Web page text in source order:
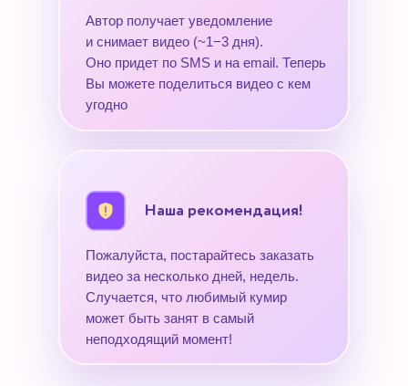
Автор получает уведомление
и снимает видео (~1−3 дня).
Оно придет по SMS и на email. Теперь
Вы можете поделиться видео с кем
угодно
Пожалуйста, постарайтесь заказать
видео за несколько дней, недель.
Случается, что любимый кумир
может быть занят в самый
неподходящий момент!
Наша рекомендация!